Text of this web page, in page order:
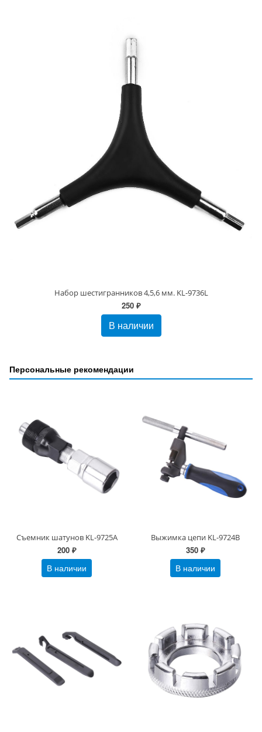
Набор шестигранников 4,5,6 мм. KL-9736L
250 ₽
В наличии
Персональные рекомендации
Съемник шатунов KL-9725A
200 ₽
В наличии
Выжимка цепи KL-9724B
350 ₽
В наличии